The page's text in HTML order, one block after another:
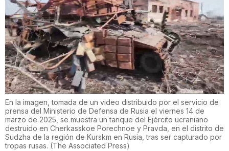
En la imagen, tomada de un video distribuido por el servicio de
prensa del Ministerio de Defensa de Rusia el viernes 14 de
marzo de 2025, se muestra un tanque del Ejército ucraniano
destruido en Cherkasskoe Porechnoe y Pravda, en el distrito de
Sudzha de la región de Kurskm en Rusia, tras ser capturado por
tropas rusas. (The Associated Press)